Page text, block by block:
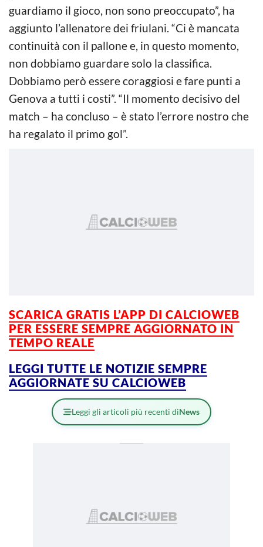
guardiamo il gioco, non sono preoccupato”, ha
aggiunto l’allenatore dei friulani. “Ci è mancata
continuità con il pallone e, in questo momento,
non dobbiamo guardare solo la classifica.
Dobbiamo però essere coraggiosi e fare punti a
Genova a tutti i costi”. “Il momento decisivo del
match – ha concluso – è stato l’errore nostro che
ha regalato il primo gol”.
SCARICA GRATIS L’APP DI CALCIOWEB
PER ESSERE SEMPRE AGGIORNATO IN
TEMPO REALE
LEGGI TUTTE LE NOTIZIE SEMPRE
AGGIORNATE SU CALCIOWEB
Leggi gli articoli più recenti diNews